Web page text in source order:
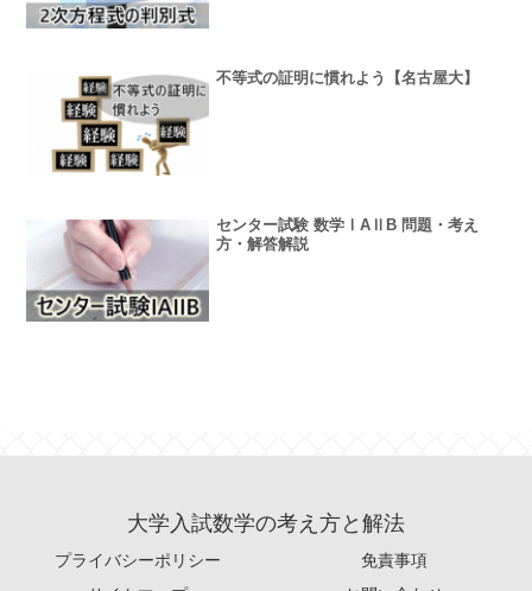
不等式の証明に慣れよう【名古屋大】
センター試験 数学ⅠAⅡB 問題・考え
方・解答解説
大学入試数学の考え方と解法
プライバシーポリシー
免責事項